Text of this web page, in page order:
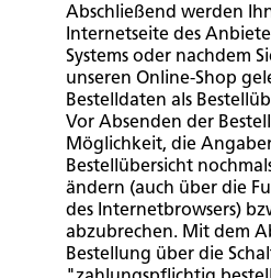
Abschließend werden
Internetseite des
Systems oder nachdem
unseren Online-Shop
Bestelldaten als
Vor Absenden der
Möglichkeit, die
Bestellübersicht
ändern (auch über die
des Internetbrowsers)
abzubrechen. Mit dem
Bestellung über die